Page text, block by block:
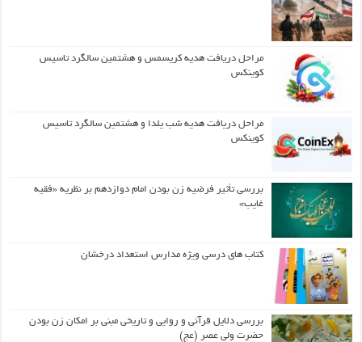
مراحل دریافت هدیه کریسمس و هشتمین سالگرد تاسیس
کوینکس
مراحل دریافت هدیه شب یلدا و هشتمین سالگرد تاسیس
کوینکس
بررسی تأثیر فرضیه زن بودن امام دوازدهم بر نظریه «فقیه
غایب»
کتاب های درسی ویژه مدارس استعداد درخشان
بررسی دلایل قرآنی و روایی و تاریخی مبنی بر امکان زن بودن
حضرت ولی عصر (عج)